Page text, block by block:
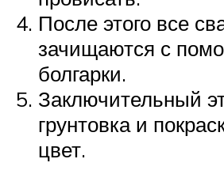
После этого все
зачищаются с
болгарки.
Заключительный
грунтовка и
цвет.